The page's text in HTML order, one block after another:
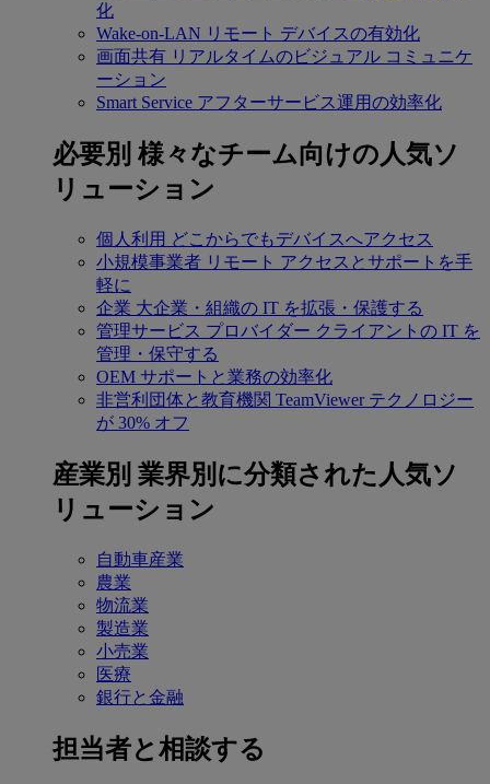
化
Wake-on-LAN リモート デバイスの有効化
画面共有 リアルタイムのビジュアル コミュニケ
ーション
Smart Service アフターサービス運用の効率化
必要別 様々なチーム向けの人気ソ
リューション
個人利用 どこからでもデバイスへアクセス
小規模事業者 リモート アクセスとサポートを手
軽に
企業 大企業・組織の IT を拡張・保護する
管理サービス プロバイダー クライアントの IT を
管理・保守する
OEM サポートと業務の効率化
非営利団体と教育機関 TeamViewer テクノロジー
が 30% オフ
産業別 業界別に分類された人気ソ
リューション
自動車産業
農業
物流業
製造業
小売業
医療
銀行と金融
担当者と相談する